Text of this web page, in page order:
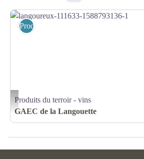
langoureux-111633-1588793136-1 - ©Gaec Langouette
Produits du terroir - vins
Produits du terroir - vins
GAEC de la Langouette